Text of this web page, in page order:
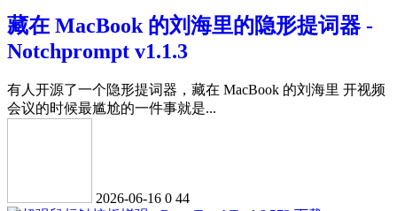
藏在 MacBook 的刘海里的隐形提词器 -
Notchprompt v1.1.3
有人开源了一个隐形提词器，藏在 MacBook 的刘海里 开视频
会议的时候最尴尬的一件事就是...
2026-06-16 0 44